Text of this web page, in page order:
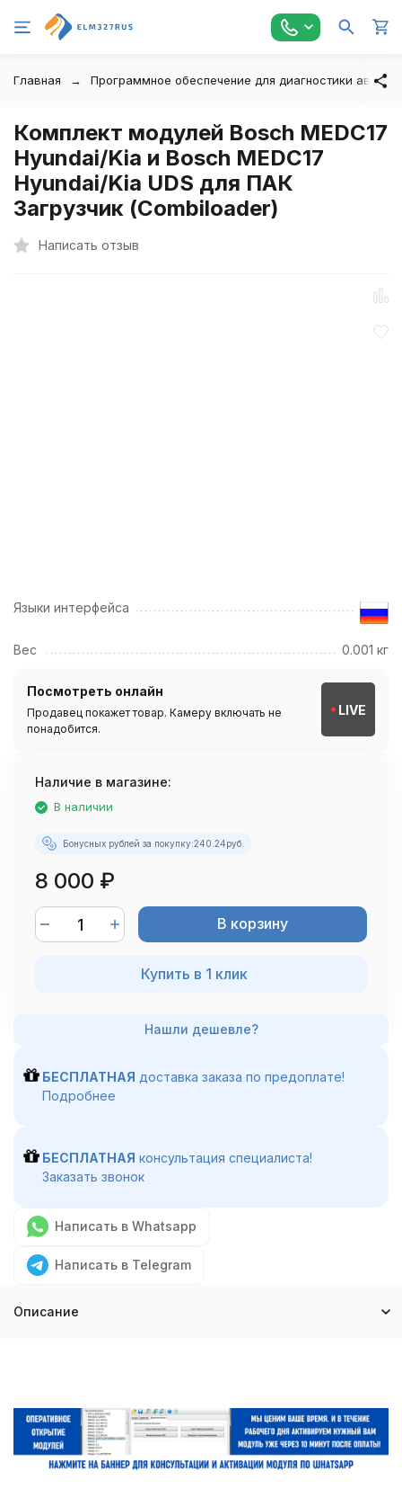
Главная Программное обеспечение для диагностики
Комплект модулей Bosch MEDC17
Hyundai/Kia и Bosch MEDC17
Hyundai/Kia UDS для ПАК
Загрузчик (Combiloader)
Написать отзыв
Языки интерфейса
Вес 0.001 кг
Посмотреть онлайн
Продавец покажет товар. Камеру включать не
понадобится.
LIVE
Наличие в магазине:
В наличии
Бонусных рублей за покупку:240.24руб.
8 000 ₽
В корзину
Купить в 1 клик
БЕСПЛАТНАЯ доставка заказа по предоплате!
Подробнее
БЕСПЛАТНАЯ консультация специалиста!
Заказать звонок
Написать в Whatsapp
Написать в Telegram
Описание